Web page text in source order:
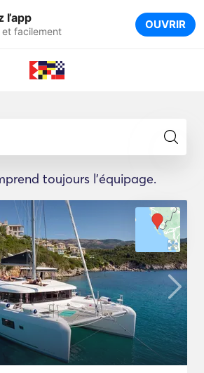
l’app
facilement OUVRIR
toujours l'équipage.